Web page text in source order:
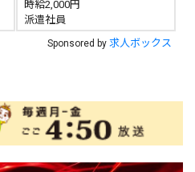
時給2,000円
派遣社員
Sponsored by 求人ボックス